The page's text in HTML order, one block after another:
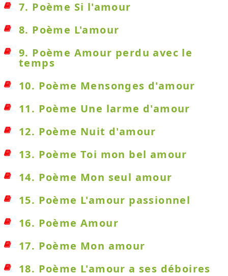
7. Poème Si l'amour
8. Poème L'amour
9. Poème Amour perdu avec le
temps
10. Poème Mensonges d'amour
11. Poème Une larme d'amour
12. Poème Nuit d'amour
13. Poème Toi mon bel amour
14. Poème Mon seul amour
15. Poème L'amour passionnel
16. Poème Amour
17. Poème Mon amour
18. Poème L'amour a ses déboires